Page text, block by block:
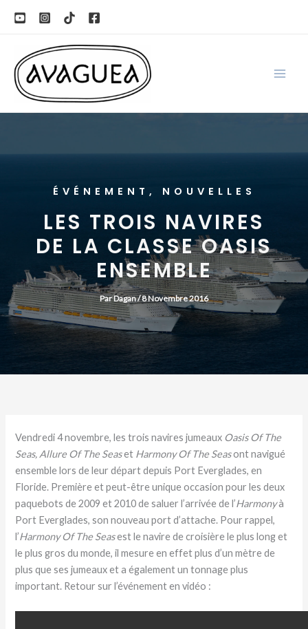
ÉVÉNEMENT , NOUVELLES
LES TROIS NAVIRES
DE LA CLASSE OASIS
ENSEMBLE
ParDagan/8 Novembre 2016
Vendredi 4 novembre, les trois navires jumeaux Oasis Of The
Seas, Allure Of The Seaset Harmony Of The Seasont navigué
ensemble lors de leur départ depuis Port Everglades, en
Floride. Première et peut-être unique occasion pour les deux
paquebots de 2009 et 2010 de saluer l’arrivée de l’Harmonyà
Port Everglades, son nouveau port d’attache. Pour rappel,
l’Harmony Of The Seasest le navire de croisière le plus long et
le plus gros du monde, il mesure en effet plus d’un mètre de
plus que ses jumeaux et a également un tonnage plus
important. Retour sur l’événement en vidéo :